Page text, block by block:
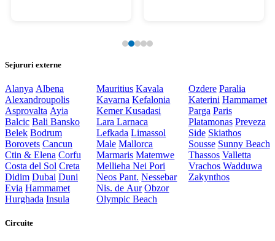
Sejururi externe
Alanya Albena
Alexandroupolis
Asprovalta Ayia
Balcic Bali Bansko
Belek Bodrum
Borovets Cancun
Ctin & Elena Corfu
Costa del Sol Creta
Didim Dubai Duni
Evia Hammamet
Hurghada Insula
Mauritius Kavala
Kavarna Kefalonia
KemerKusadasi
LaraLarnaca
Lefkada Limassol
Male Mallorca
Marmaris Matemwe
MelliehaNei Pori
Neos Pant. Nessebar
Nis. de Aur Obzor
Olympic Beach
Ozdere Paralia
Katerini Hammamet
Parga Paris
Platamonas Preveza
Side Skiathos
Sousse Sunny Beach
Thassos Valletta
Vrachos Wadduwa
Zakynthos
Circuite